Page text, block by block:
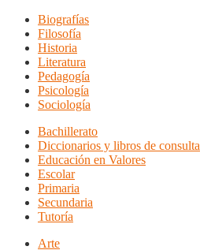
Biografías
Filosofía
Historia
Literatura
Pedagogía
Psicología
Sociología
Bachillerato
Diccionarios y libros de consulta
Educación en Valores
Escolar
Primaria
Secundaria
Tutoría
Arte